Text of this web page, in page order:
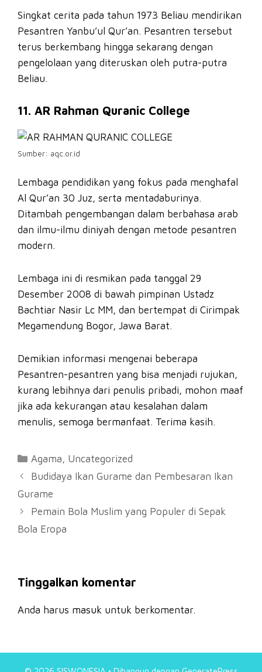
Singkat cerita pada tahun 1973 Beliau mendirikan
Pesantren Yanbu’ul Qur’an. Pesantren tersebut
terus berkembang hingga sekarang dengan
pengelolaan yang diteruskan oleh putra-putra
Beliau.
11. AR Rahman Quranic College
Sumber: aqc.or.id
Lembaga pendidikan yang fokus pada menghafal
Al Qur’an 30 Juz, serta mentadaburinya.
Ditambah pengembangan dalam berbahasa arab
dan ilmu-ilmu diniyah dengan metode pesantren
modern.
Lembaga ini di resmikan pada tanggal 29
Desember 2008 di bawah pimpinan Ustadz
Bachtiar Nasir Lc MM, dan bertempat di Cirimpak
Megamendung Bogor, Jawa Barat.
Demikian informasi mengenai beberapa
Pesantren-pesantren yang bisa menjadi rujukan,
kurang lebihnya dari penulis pribadi, mohon maaf
jika ada kekurangan atau kesalahan dalam
menulis, semoga bermanfaat. Terima kasih.
Kategori
Agama, Uncategorized
Budidaya Ikan Gurame dan Pembesaran Ikan
Gurame
Pemain Bola Muslim yang Populer di Sepak
Bola Eropa
Tinggalkan komentar
Anda harus masuk untuk berkomentar.